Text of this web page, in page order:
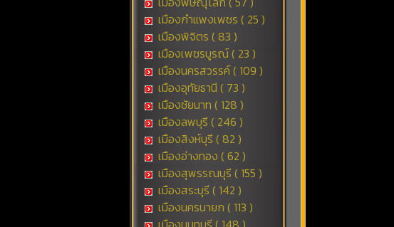
เมืองกำแพงเพชร ( 25 )
เมืองพิจิตร ( 83 )
เมืองเพชรบูรณ์ ( 23 )
เมืองนครสวรรค์ ( 109 )
เมืองอุทัยธานี ( 73 )
เมืองชัยนาท ( 128 )
เมืองลพบุรี ( 246 )
เมืองสิงห์บุรี ( 82 )
เมืองอ่างทอง ( 62 )
เมืองสุพรรณบุรี ( 155 )
เมืองสระบุรี ( 142 )
เมืองนครนายก ( 113 )